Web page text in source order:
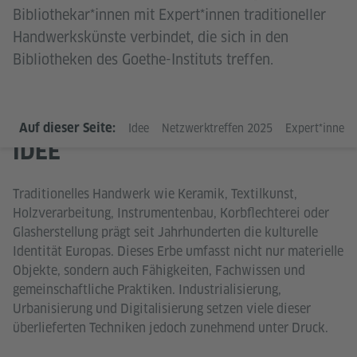
Bibliothekar*innen mit Expert*innen traditioneller
Handwerkskünste verbindet, die sich in den
Bibliotheken des Goethe-Instituts treffen.
Auf dieser Seite: Idee Netzwerktreffen 2025 Expert*innen
IDEE
Traditionelles Handwerk wie Keramik, Textilkunst,
Holzverarbeitung, Instrumentenbau, Korbflechterei oder
Glasherstellung prägt seit Jahrhunderten die kulturelle
Identität Europas. Dieses Erbe umfasst nicht nur materielle
Objekte, sondern auch Fähigkeiten, Fachwissen und
gemeinschaftliche Praktiken. Industrialisierung,
Urbanisierung und Digitalisierung setzen viele dieser
überlieferten Techniken jedoch zunehmend unter Druck.